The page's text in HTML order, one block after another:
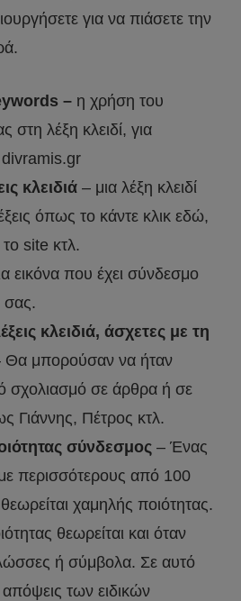
για να πιάσετε την
– η χρήση του
στη λέξη κλειδί, για
divramis.gr
κλειδιά – μια λέξη κλειδί
όπως το κάντε κλικ εδώ,
το site κτλ.
εικόνα που έχει σύνδεσμο
σας.
κλειδιά, άσχετες με τη
Θα μπορούσαν να ήταν
σχολιασμό σε άρθρα ή σε
Γιάννης, Πέτρος κτλ.
σύνδεσμος – Ένας
περισσότερους από 100
χαμηλής ποιότητας.
θεωρείται και όταν
ή σύμβολα. Σε αυτό
απόψεις των ειδικών